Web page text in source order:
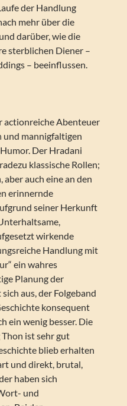
der Handlung
mehr über die
darüber, wie die
sterblichen Diener –
– beeinflussen.
actionreiche Abenteuer
und mannigfaltigen
Der Hradani
klassische Rollen;
aber auch eine an den
erinnernde
seiner Herkunft
wirkende
Handlung mit
ein wahres
Planung der
aus, der Folgeband
konsequent
ein wenig besser. Die
ist sehr gut
blieb erhalten
und direkt, brutal,
haben sich
und